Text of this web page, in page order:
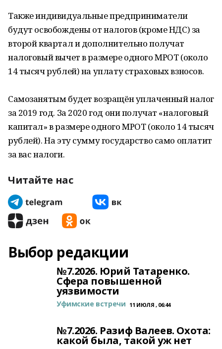
Также индивидуальные предприниматели
будут освобождены от налогов (кроме НДС) за
второй квартал и дополнительно получат
налоговый вычет в размере одного МРОТ (около
14 тысяч рублей) на уплату страховых взносов.
Самозанятым будет возращён уплаченный налог
за 2019 год. За 2020 год они получат «налоговый
капитал» в размере одного МРОТ (около 14 тысяч
рублей). На эту сумму государство само оплатит
за вас налоги.
Читайте нас
Выбор редакции
№7.2026. Юрий Татаренко.
Сфера повышенной
уязвимости
Уфимские встречи 11 ИЮЛЯ , 06:44
№7.2026. Разиф Валеев. Охота:
какой была, такой уж нет